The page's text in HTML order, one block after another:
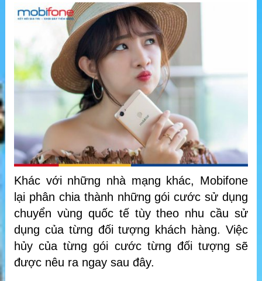
Khác với những nhà mạng khác, Mobifone
lại phân chia thành những gói cước sử dụng
chuyển vùng quốc tế tùy theo nhu cầu sử
dụng của từng đối tượng khách hàng. Việc
hủy của từng gói cước từng đối tượng sẽ
được nêu ra ngay sau đây.